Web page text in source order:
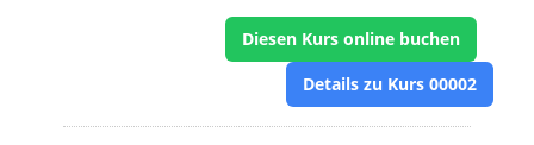
Diesen Kurs online buchen
Details zu Kurs 00002